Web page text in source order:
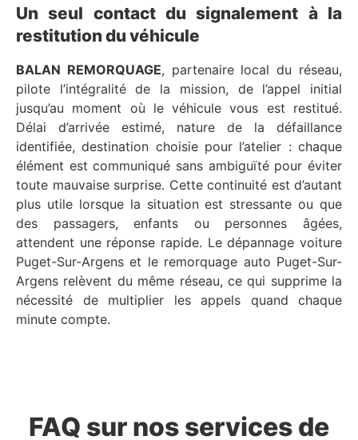
Un seul contact du signalement à la
restitution du véhicule
BALAN REMORQUAGE, partenaire local du réseau,
pilote l’intégralité de la mission, de l’appel initial
jusqu’au moment où le véhicule vous est restitué.
Délai d’arrivée estimé, nature de la défaillance
identifiée, destination choisie pour l’atelier : chaque
élément est communiqué sans ambiguïté pour éviter
toute mauvaise surprise. Cette continuité est d’autant
plus utile lorsque la situation est stressante ou que
des passagers, enfants ou personnes âgées,
attendent une réponse rapide. Le dépannage voiture
Puget-Sur-Argens et le remorquage auto Puget-Sur-
Argens relèvent du même réseau, ce qui supprime la
nécessité de multiplier les appels quand chaque
minute compte.
FAQ sur nos services de